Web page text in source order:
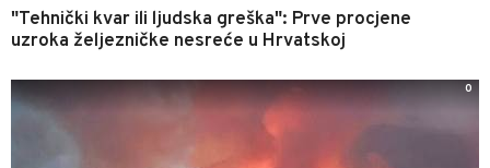
"Tehnički kvar ili ljudska greška": Prve procjene
uzroka željezničke nesreće u Hrvatskoj
0